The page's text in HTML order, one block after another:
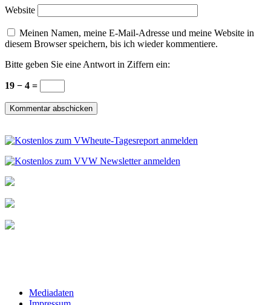
Website
Meinen Namen, meine E-Mail-Adresse und meine Website in
diesem Browser speichern, bis ich wieder kommentiere.
Bitte geben Sie eine Antwort in Ziffern ein:
19 − 4 =
Mediadaten